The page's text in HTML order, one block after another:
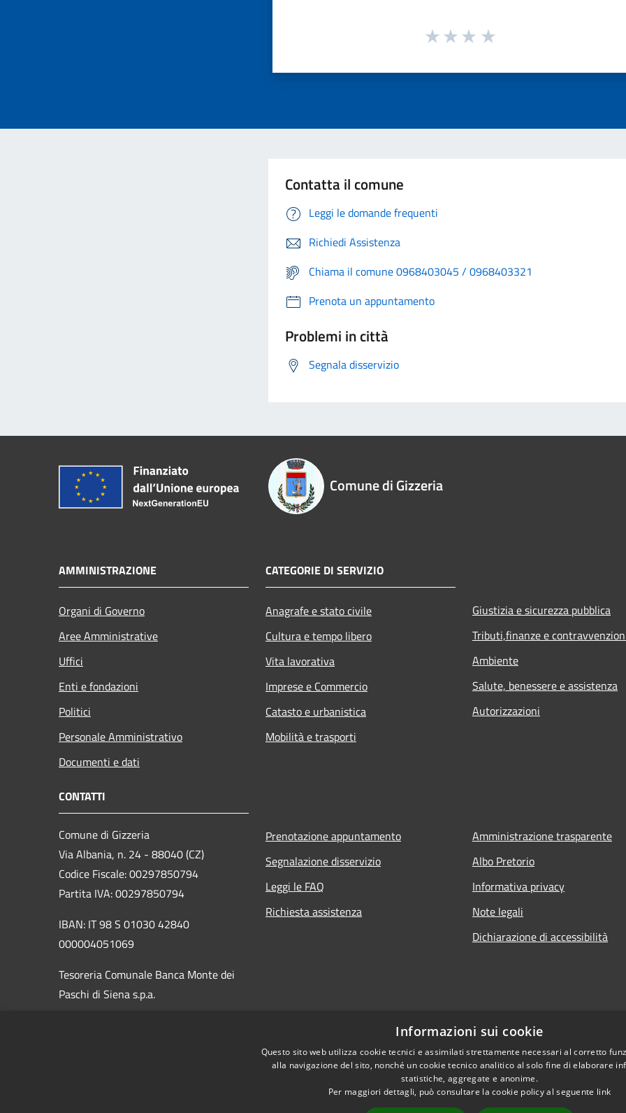
Contatta il comune
Leggi le domande frequenti
Richiedi Assistenza
Chiama il comune 0968403045 / 0968403321
Prenota un appuntamento
Problemi in città
Segnala disservizio
Comune di Gizzeria
AMMINISTRAZIONE
Organi di Governo
Aree Amministrative
Uffici
Enti e fondazioni
Politici
Personale Amministrativo
Documenti e dati
CATEGORIE DI SERVIZIO
Anagrafe e stato civile
Cultura e tempo libero
Vita lavorativa
Imprese e Commercio
Catasto e urbanistica
Mobilità e trasporti
Giustizia e sicurezza pubblica
Tributi,finanze e
Ambiente
Salute, benessere e assistenza
Autorizzazioni
CONTATTI
Comune di Gizzeria
Via Albania, n. 24 - 88040 (CZ)
Codice Fiscale: 00297850794
Partita IVA: 00297850794
IBAN: IT 98 S 01030 42840
000004051069
Tesoreria Comunale Banca Monte dei
Paschi di Siena s.p.a.
Prenotazione appuntamento
Segnalazione disservizio
Leggi le FAQ
Richiesta assistenza
Amministrazione trasparente
Albo Pretorio
Informativa privacy
Note legali
Dichiarazione di accessibilità
Informazioni sui cookie
Questo sito web utilizza cookie tecnici e assimilati strettamente necessari al corretto
alla navigazione del sito, nonché un cookie tecnico analitico al solo fine di elaborare
statistiche, aggregate e anonime.
Per maggiori dettagli, può consultare la cookie policy al seguente link